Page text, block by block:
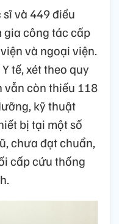
và 449 điều
gia công tác cấp
và ngoại viện.
tế, xét theo quy
vẫn còn thiếu 118
kỹ thuật
bị tại một số
chưa đạt chuẩn,
cấp cứu thống